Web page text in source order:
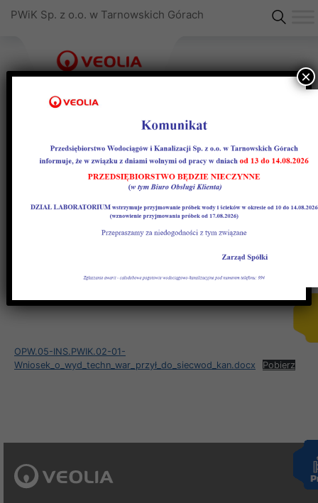
PWiK Sp. z o.o. w Tarnowskich Górach
Wniosek o wydanie
technicznych warunków
przyłączenia do sieci
wodociągowej i (lub)
kanalizacyjnej
OPW.05-INS.PWIK.02-01-
Wniosek_o_wyd_techn_war_przył_do_siecwod_kan.docx
Pobierz
×